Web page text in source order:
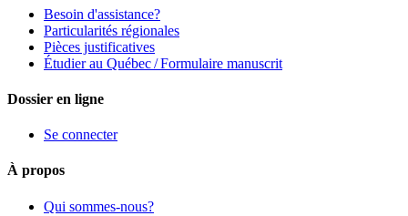
Besoin d'assistance?
Particularités régionales
Pièces justificatives
Étudier au Québec / Formulaire manuscrit
Dossier en ligne
Se connecter
À propos
Qui sommes-nous?